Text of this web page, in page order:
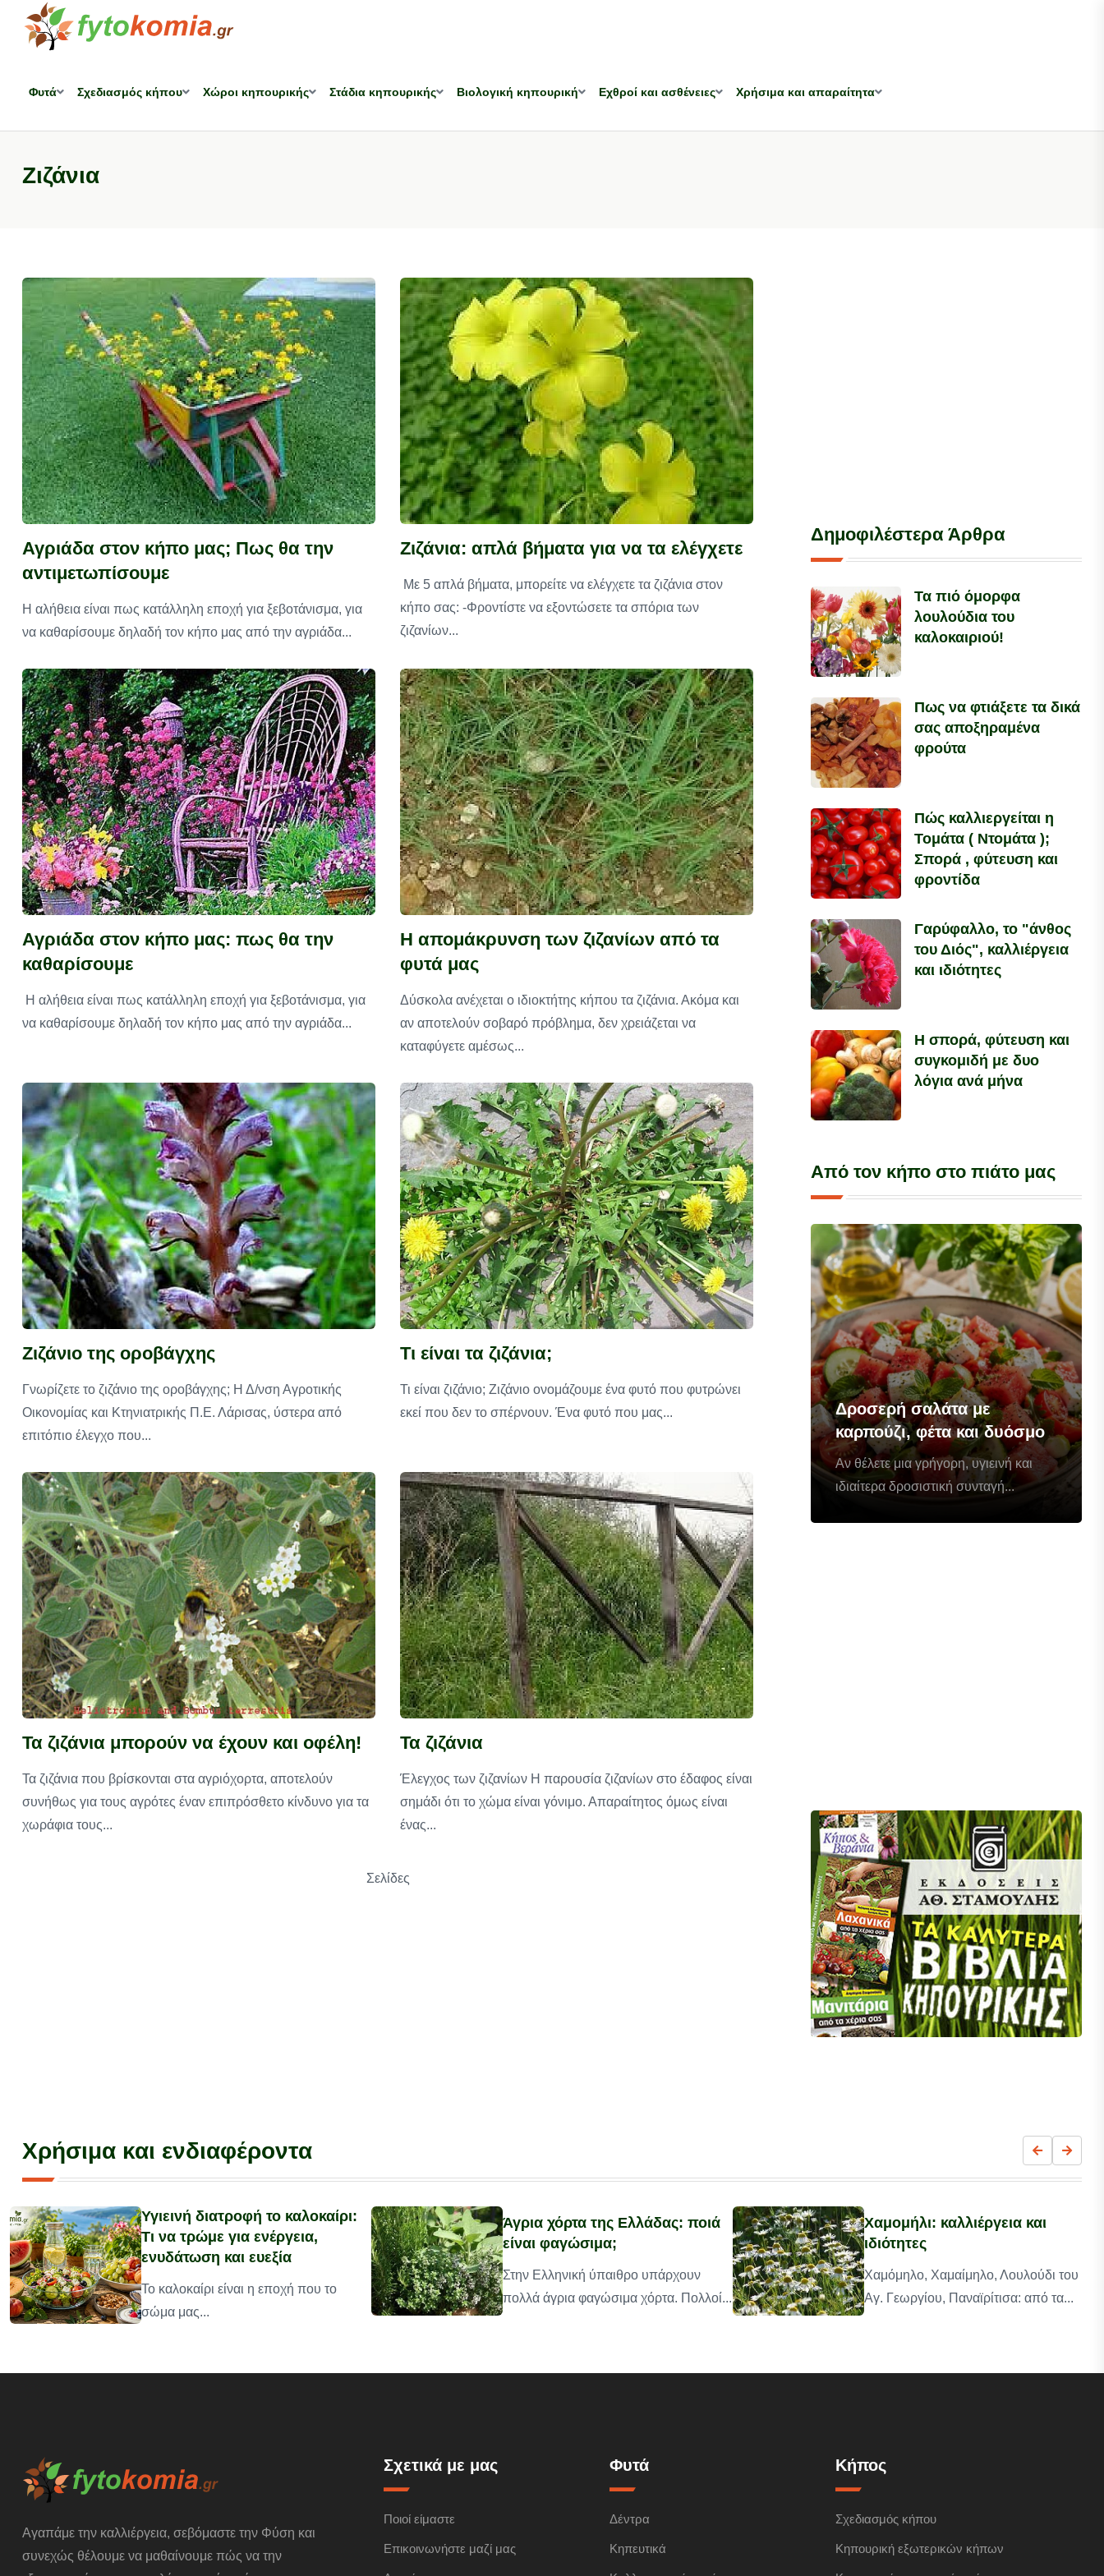
Φυτά Σχεδιασμός κήπου Χώροι κηπουρικής Στάδια κηπουρικής Βιολογική κηπουρική Εχθροί και ασθένειες Χρήσιμα και απαραίτητα
Ζιζάνια
Αγριάδα στον κήπο μας; Πως θα την
αντιμετωπίσουμε
Η αλήθεια είναι πως κατάλληλη εποχή για ξεβοτάνισμα, για
να καθαρίσουμε δηλαδή τον κήπο μας από την αγριάδα...
Ζιζάνια: απλά βήματα για να τα ελέγχετε
Με 5 απλά βήματα, μπορείτε να ελέγχετε τα ζιζάνια στον
κήπο σας: -Φροντίστε να εξοντώσετε τα σπόρια των
ζιζανίων...
Αγριάδα στον κήπο μας: πως θα την
καθαρίσουμε
Η αλήθεια είναι πως κατάλληλη εποχή για ξεβοτάνισμα, για
να καθαρίσουμε δηλαδή τον κήπο μας από την αγριάδα...
Η απομάκρυνση των ζιζανίων από τα
φυτά μας
Δύσκολα ανέχεται ο ιδιοκτήτης κήπου τα ζιζάνια. Ακόμα και
αν αποτελούν σοβαρό πρόβλημα, δεν χρειάζεται να
καταφύγετε αμέσως...
Ζιζάνιο της οροβάγχης
Γνωρίζετε το ζιζάνιο της οροβάγχης; Η Δ/νση Αγροτικής
Οικονομίας και Κτηνιατρικής Π.Ε. Λάρισας, ύστερα από
επιτόπιο έλεγχο που...
Τι είναι τα ζιζάνια;
Τι είναι ζιζάνιο; Ζιζάνιο ονομάζουμε ένα φυτό που φυτρώνει
εκεί που δεν το σπέρνουν. Ένα φυτό που μας...
Τα ζιζάνια μπορούν να έχουν και οφέλη!
Τα ζιζάνια που βρίσκονται στα αγριόχορτα, αποτελούν
συνήθως για τους αγρότες έναν επιπρόσθετο κίνδυνο για τα
χωράφια τους...
Τα ζιζάνια
Έλεγχος των ζιζανίων Η παρουσία ζιζανίων στο έδαφος είναι
σημάδι ότι το χώμα είναι γόνιμο. Απαραίτητος όμως είναι
ένας...
Σελίδες
Δημοφιλέστερα Άρθρα
Τα πιό όμορφα
λουλούδια του
καλοκαιριού!
Πως να φτιάξετε τα δικά
σας αποξηραμένα
φρούτα
Πώς καλλιεργείται η
Τομάτα ( Ντομάτα );
Σπορά , φύτευση και
φροντίδα
Γαρύφαλλο, το "άνθος
του Διός", καλλιέργεια
και ιδιότητες
Η σπορά, φύτευση και
συγκομιδή με δυο
λόγια ανά μήνα
Από τον κήπο στο πιάτο μας
Δροσερή σαλάτα με
καρπούζι, φέτα και δυόσμο
Αν θέλετε μια γρήγορη, υγιεινή και
ιδιαίτερα δροσιστική συνταγή...
Χρήσιμα και ενδιαφέροντα
Υγιεινή διατροφή το καλοκαίρι:
Τι να τρώμε για ενέργεια,
ενυδάτωση και ευεξία
Το καλοκαίρι είναι η εποχή που το
σώμα μας...
Άγρια χόρτα της Ελλάδας: ποιά
είναι φαγώσιμα;
Στην Ελληνική ύπαιθρο υπάρχουν
πολλά άγρια φαγώσιμα χόρτα. Πολλοί...
Χαμομήλι: καλλιέργεια και
ιδιότητες
Χαμόμηλο, Χαμαίμηλο, Λουλούδι του
Αγ. Γεωργίου, Παναϊρίτισα: από τα...
Αγαπάμε την καλλιέργεια, σεβόμαστε την Φύση και
συνεχώς θέλουμε να μαθαίνουμε πώς να την
Σχετικά με μας
Ποιοί είμαστε
Επικοινωνήστε μαζί μας
Φυτά
Δέντρα
Κηπευτικά
Κήπος
Σχεδιασμός κήπου
Κηπουρική εξωτερικών κήπων